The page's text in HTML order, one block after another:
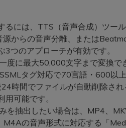
には、TTS（音声合成）ツール
からの音声分離、または
つのアプローチが有効です。
に最大50,000文字まで変換で
タグ対応で70言語・600以
時間でファイルが自動削除され
用可能です。
を抽出したい場合は、MP4、
の音声形式に対応する「